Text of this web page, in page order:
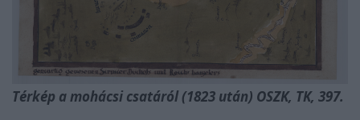
Térkép a mohácsi csatáról (1823 után) OSZK, TK, 397.